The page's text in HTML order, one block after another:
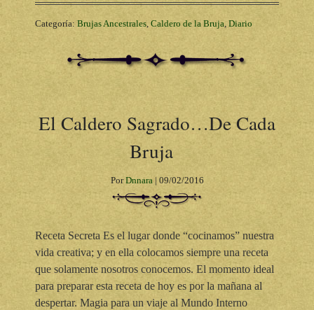
Categoría: Brujas Ancestrales, Caldero de la Bruja, Diario
El Caldero Sagrado…De Cada
Bruja
PorDnnara| 09/02/2016
Receta Secreta Es el lugar donde “cocinamos” nuestra
vida creativa; y en ella colocamos siempre una receta
que solamente nosotros conocemos. El momento ideal
para preparar esta receta de hoy es por la mañana al
despertar. Magia para un viaje al Mundo Interno